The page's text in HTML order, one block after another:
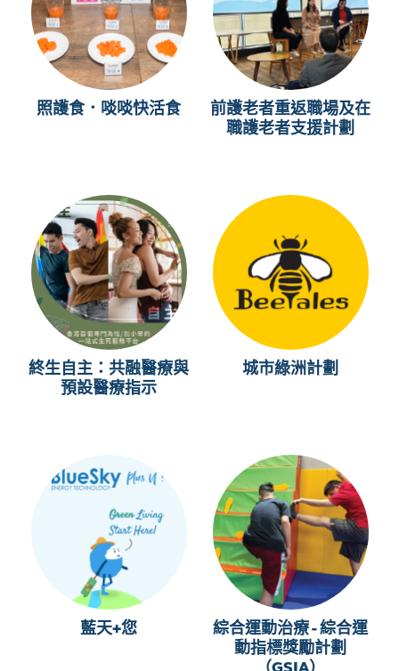
照護食．啖啖快活食
前護老者重返職場及在
職護老者支援計劃
終生自主：共融醫療與
預設醫療指示
城市綠洲計劃
藍天+您
綜合運動治療 - 綜合運
動指標獎勵計劃